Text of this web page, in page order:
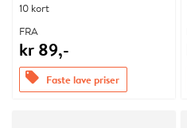
10 kort
FRA
kr 89,-
offers Faste lave priser